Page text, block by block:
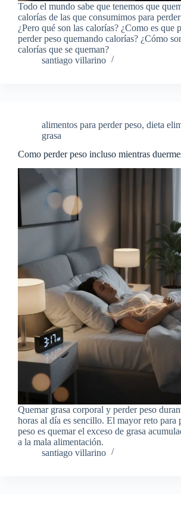
Todo el mundo sabe que tenemos que
calorías de las que consumimos para
¿Pero qué son las calorías? ¿Como es que
perder peso quemando calorías? ¿Cómo
calorías que se queman?
santiago villarino
alimentos para perder peso, dieta
grasa
Como perder peso incluso mientras
Quemar grasa corporal y perder peso
horas al día es sencillo. El mayor reto para
peso es quemar el exceso de grasa
a la mala alimentación.
santiago villarino